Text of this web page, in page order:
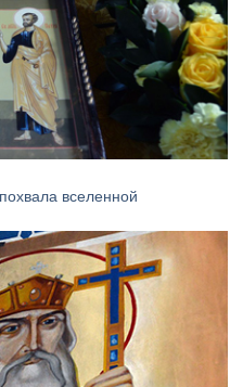
вселенной